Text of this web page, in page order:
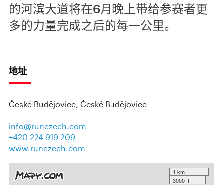
的河滨大道将在6月晚上带给参赛者更
多的力量完成之后的每一公里。
地址
České Budějovice, České Budějovice
info@runczech.com
+420 224 919 209
www.runczech.com
1 km
3000 ft